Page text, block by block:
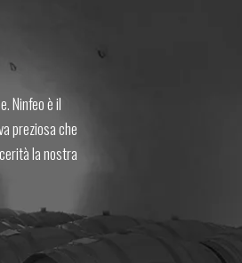
Ninfeo è il
preziosa che
la nostra